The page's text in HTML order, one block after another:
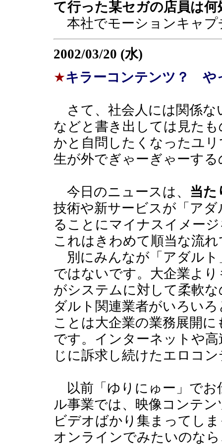
て行った某セガの店員は何
本社でモーションキャプ
2002/03/20 (水)
★キラーコンテンツ？ や
さて、社会人には関係な
などと書き出しては見た
かと自問したくなったユ
生が外でぎゃーぎゃーす
今日のニュースは、 当た
技術や新サービスが「ア
ることにマイナスイメー
これはきわめて順当な流
別にみんなが「アダルト
ではないです。大企業よ
がシステムに対して柔軟
ダルト関連業者がいろい
ことは大企業の業務展開
です。インターネットや
じに訴求し続けたエロコ
以前「ゆりにゅー」でお
ル事業では、映像コンテ
ビデオばかり集まってし
オンラインでみたいのな